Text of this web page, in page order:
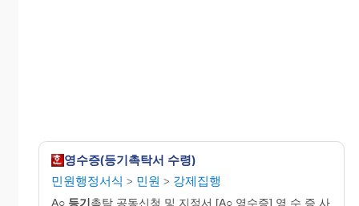
영수증(등기촉탁서 수령)
민원행정서식 > 민원 > 강제집행
A○ 등기촉탁 공동신청 및 지정서 [A○ 영수증] 영 수 증 사